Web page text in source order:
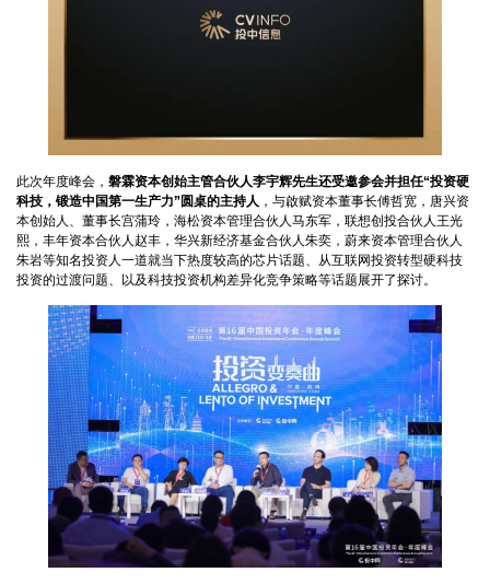
此次年度峰会， 磐霖资本创始主管合伙人李宇辉先生还受邀参会并担任“投资硬
科技，锻造中国第一生产力”圆桌的主持人 ，与啟赋资本董事长傅哲宽，唐兴资
本创始人、董事长宫蒲玲，海松资本管理合伙人马东军，联想创投合伙人王光
熙，丰年资本合伙人赵丰，华兴新经济基金合伙人朱奕，蔚来资本管理合伙人
朱岩等知名投资人一道就当下热度较高的芯片话题、从互联网投资转型硬科技
投资的过渡问题、以及科技投资机构差异化竞争策略等话题展开了探讨。